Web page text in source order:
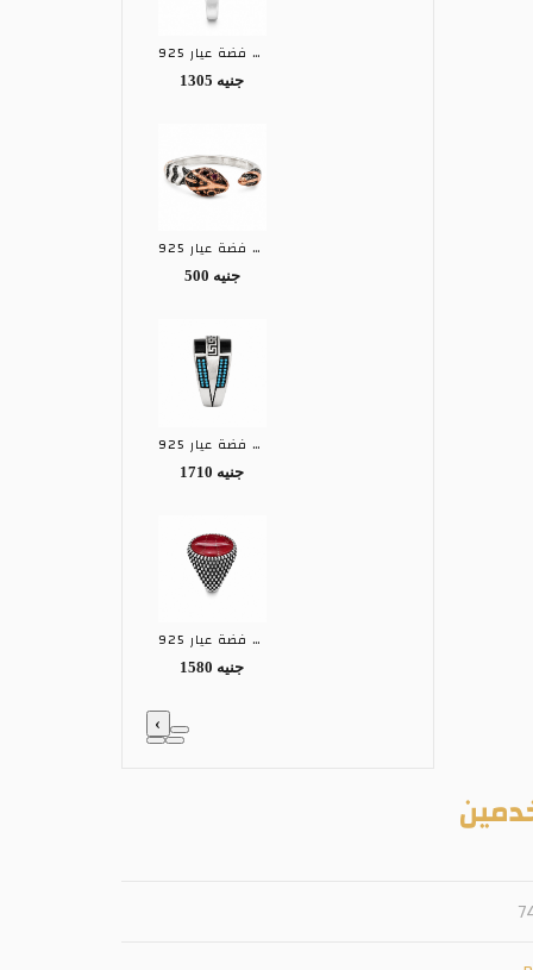
خاتم رجالى فضة عيار 925
1305 جنيه
خاتم حريمى فضة عيار 925
500 جنيه
خاتم رجالى فضة عيار 925
1710 جنيه
خاتم رجالى فضة عيار 925
1580 جنيه
‹